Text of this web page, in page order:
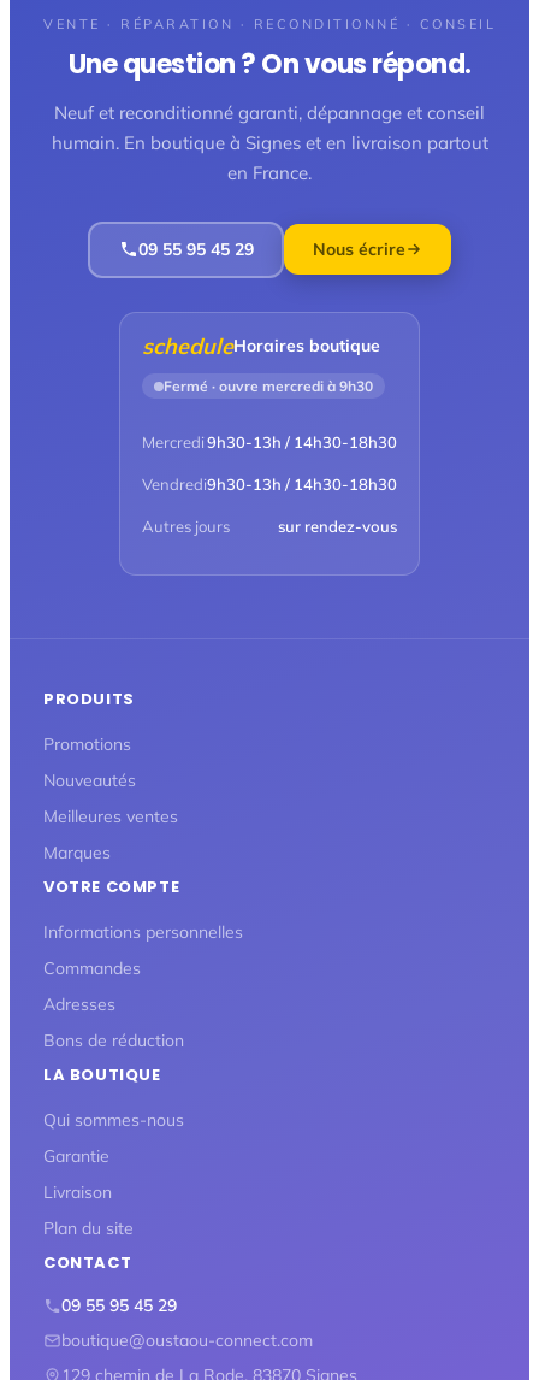
VENTE · RÉPARATION · RECONDITIONNÉ · CONSEIL
Une question ? On vous répond.
Neuf et reconditionné garanti, dépannage et conseil
humain. En boutique à Signes et en livraison partout
en France.
09 55 95 45 29 Nous écrire
scheduleHoraires boutique
Fermé · ouvre mercredi à 9h30
Mercredi9h30-13h / 14h30-18h30
Vendredi9h30-13h / 14h30-18h30
Autres jours sur rendez-vous
PRODUITS
Promotions
Nouveautés
Meilleures ventes
Marques
VOTRE COMPTE
Informations personnelles
Commandes
Adresses
Bons de réduction
LA BOUTIQUE
Qui sommes-nous
Garantie
Livraison
Plan du site
CONTACT
09 55 95 45 29
boutique@oustaou-connect.com
129 chemin de La Rode, 83870 Signes